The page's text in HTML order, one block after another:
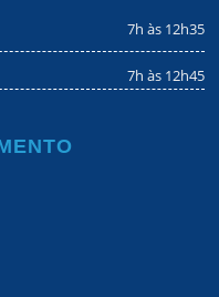
7h às 12h35
7h às 12h45